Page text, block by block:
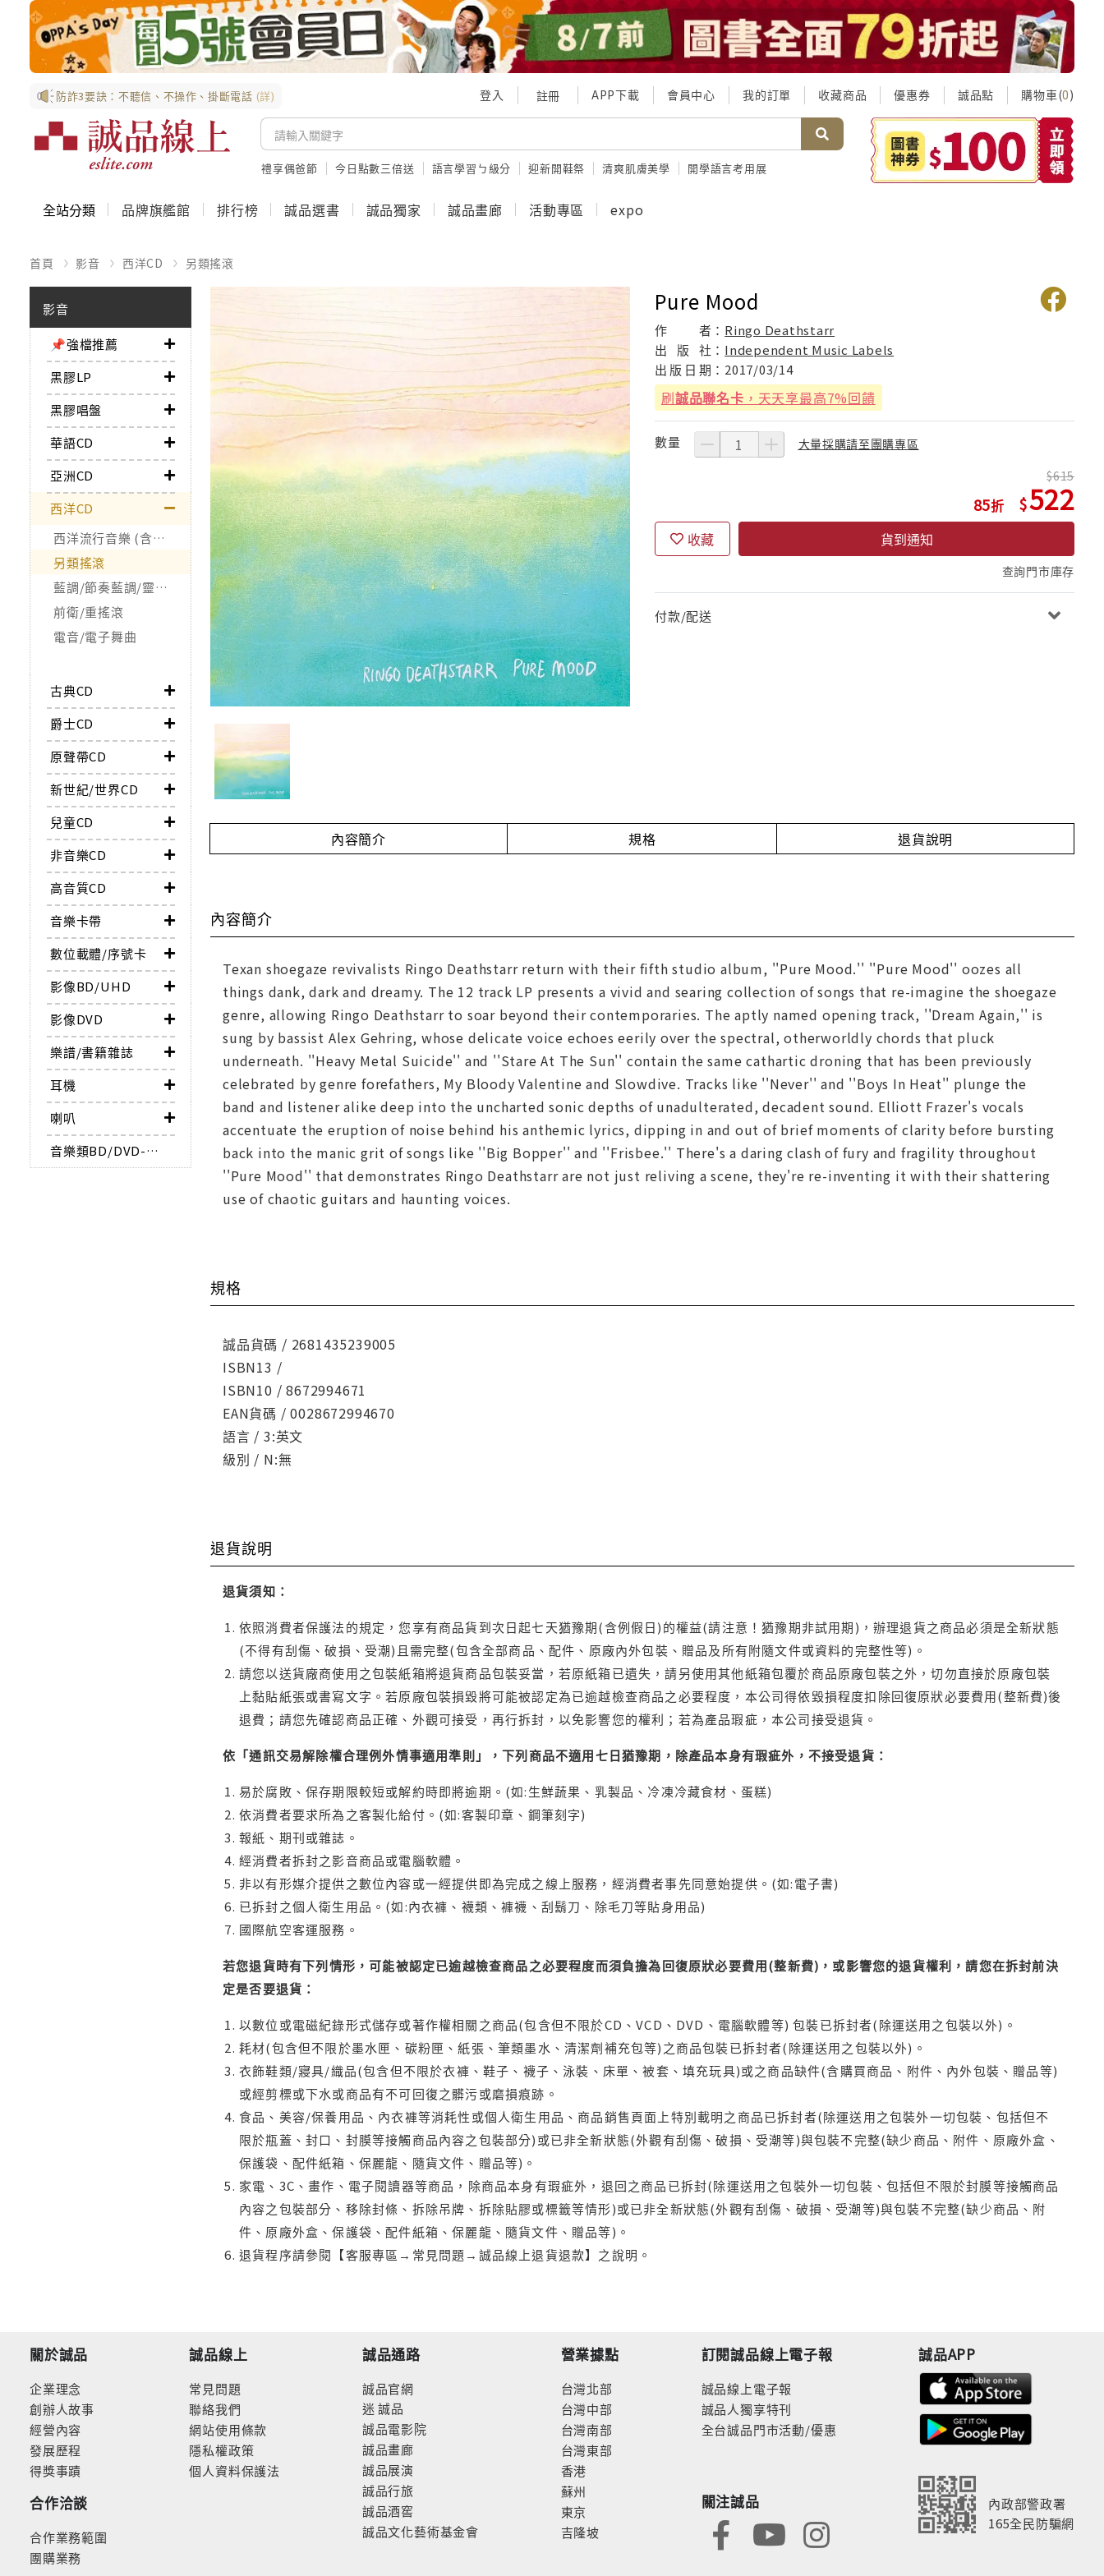
防詐3要訣：不聽信、不操作、掛斷電話 (詳) 登入 註冊 APP下載 會員中心 我的訂單 收藏商品 優惠券 誠品點 購物車(0)
禮享偶爸節 今日點數三倍送 語言學習ㄅ級分 迎新開鞋祭 清爽肌膚美學 開學語言考用展
全站分類 品牌旗艦館 排行榜 誠品選書 誠品獨家 誠品畫廊 活動專區 expo
首頁 影音 西洋CD 另類搖滾
影音
📌強檔推薦
黑膠LP
黑膠唱盤
華語CD
亞洲CD
西洋CD
西洋流行音樂 (含合輯)
另類搖滾
藍調/節奏藍調/靈魂樂/Funk
前衛/重搖滾
電音/電子舞曲
古典CD
爵士CD
原聲帶CD
新世紀/世界CD
兒童CD
非音樂CD
高音質CD
音樂卡帶
數位載體/序號卡
影像BD/UHD
影像DVD
樂譜/書籍雜誌
耳機
喇叭
音樂類BD/DVD-AUDIO
Pure Mood
作 者： Ringo Deathstarr
出
版 社： Independent Music Labels
出 版 日 期： 2017/03/14
刷誠品聯名卡 ，天天享最高7%回饋
數量 大量採購請至團購專區
85
615
522
收藏 貨到通知
查詢門市庫存
付款/配送
內容簡介 規格 退貨說明
內容簡介
Texan shoegaze revivalists Ringo Deathstarr return with their fifth studio album, ''Pure Mood.'' ''Pure Mood'' oozes all
things dank, dark and dreamy. The 12 track LP presents a vivid and searing collection of songs that re-imagine the shoegaze
genre, allowing Ringo Deathstarr to soar beyond their contemporaries. The aptly named opening track, ''Dream Again,'' is
sung by bassist Alex Gehring, whose delicate voice echoes eerily over the spectral, otherworldly chords that pluck
underneath. ''Heavy Metal Suicide'' and ''Stare At The Sun'' contain the same cathartic droning that has been previously
celebrated by genre forefathers, My Bloody Valentine and Slowdive. Tracks like ''Never'' and ''Boys In Heat'' plunge the
band and listener alike deep into the uncharted sonic depths of unadulterated, decadent sound. Elliott Frazer's vocals
accentuate the eruption of noise behind his anthemic lyrics, dipping in and out of brief moments of clarity before bursting
back into the manic grit of songs like ''Big Bopper'' and ''Frisbee.'' There's a daring clash of fury and fragility throughout
''Pure Mood'' that demonstrates Ringo Deathstarr are not just reliving a scene, they're re-inventing it with their shattering
use of chaotic guitars and haunting voices.
規格
誠品貨碼 / 2681435239005
ISBN13 /
ISBN10 / 8672994671
EAN貨碼 / 0028672994670
語言 / 3:英文
級別 / N:無
退貨說明
退貨須知：
依照消費者保護法的規定，您享有商品貨到次日起七天猶豫期(含例假日)的權益(請注意！猶豫期非試用期)，辦理退貨之商品必須是全新狀態
(不得有刮傷、破損、受潮)且需完整(包含全部商品、配件、原廠內外包裝、贈品及所有附隨文件或資料的完整性等)。
請您以送貨廠商使用之包裝紙箱將退貨商品包裝妥當，若原紙箱已遺失，請另使用其他紙箱包覆於商品原廠包裝之外，切勿直接於原廠包裝
上黏貼紙張或書寫文字。若原廠包裝損毀將可能被認定為已逾越檢查商品之必要程度，本公司得依毀損程度扣除回復原狀必要費用(整新費)後
退費；請您先確認商品正確、外觀可接受，再行拆封，以免影響您的權利；若為產品瑕疵，本公司接受退貨。
依「通訊交易解除權合理例外情事適用準則」，下列商品不適用七日猶豫期，除產品本身有瑕疵外，不接受退貨：
易於腐敗、保存期限較短或解約時即將逾期。(如:生鮮蔬果、乳製品、冷凍冷藏食材、蛋糕)
依消費者要求所為之客製化給付。(如:客製印章、鋼筆刻字)
報紙、期刊或雜誌。
經消費者拆封之影音商品或電腦軟體。
非以有形媒介提供之數位內容或一經提供即為完成之線上服務，經消費者事先同意始提供。(如:電子書)
已拆封之個人衛生用品。(如:內衣褲、襪類、褲襪、刮鬍刀、除毛刀等貼身用品)
國際航空客運服務。
若您退貨時有下列情形，可能被認定已逾越檢查商品之必要程度而須負擔為回復原狀必要費用(整新費)，或影響您的退貨權利，請您在拆封前決
定是否要退貨：
以數位或電磁紀錄形式儲存或著作權相關之商品(包含但不限於CD、VCD、DVD、電腦軟體等) 包裝已拆封者(除運送用之包裝以外)。
耗材(包含但不限於墨水匣、碳粉匣、紙張、筆類墨水、清潔劑補充包等)之商品包裝已拆封者(除運送用之包裝以外)。
衣飾鞋類/寢具/織品(包含但不限於衣褲、鞋子、襪子、泳裝、床單、被套、填充玩具)或之商品缺件(含購買商品、附件、內外包裝、贈品等)
或經剪標或下水或商品有不可回復之髒污或磨損痕跡。
食品、美容/保養用品、內衣褲等消耗性或個人衛生用品、商品銷售頁面上特別載明之商品已拆封者(除運送用之包裝外一切包裝、包括但不
限於瓶蓋、封口、封膜等接觸商品內容之包裝部分)或已非全新狀態(外觀有刮傷、破損、受潮等)與包裝不完整(缺少商品、附件、原廠外盒、
保護袋、配件紙箱、保麗龍、隨貨文件、贈品等)。
家電、3C、畫作、電子閱讀器等商品，除商品本身有瑕疵外，退回之商品已拆封(除運送用之包裝外一切包裝、包括但不限於封膜等接觸商品
內容之包裝部分、移除封條、拆除吊牌、拆除貼膠或標籤等情形)或已非全新狀態(外觀有刮傷、破損、受潮等)與包裝不完整(缺少商品、附
件、原廠外盒、保護袋、配件紙箱、保麗龍、隨貨文件、贈品等)。
退貨程序請參閱【客服專區→常見問題→誠品線上退貨退款】之說明。
關於誠品
企業理念
創辦人故事
經營內容
發展歷程
得獎事蹟
合作洽談
合作業務範圍
團購業務
誠品線上
常見問題
聯絡我們
網站使用條款
隱私權政策
個人資料保護法
誠品通路
誠品官網
迷 誠品
誠品電影院
誠品畫廊
誠品展演
誠品行旅
誠品酒窖
誠品文化藝術基金會
營業據點
台灣北部
台灣中部
台灣南部
台灣東部
香港
蘇州
東京
吉隆坡
訂閱誠品線上電子報
誠品線上電子報
誠品人獨享特刊
全台誠品門市活動/優惠
關注誠品
誠品APP
內政部警政署
165全民防騙網